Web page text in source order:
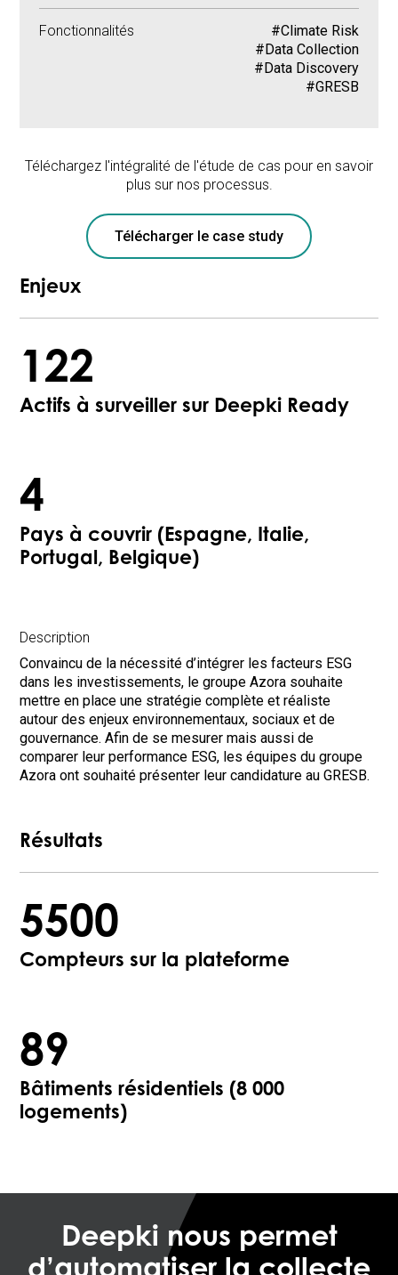
Fonctionnalités
#Climate Risk
#Data Collection
#Data Discovery
#GRESB
Téléchargez l'intégralité de l'étude de cas pour en savoir
plus sur nos processus.
Télécharger le case study
Enjeux
122
Actifs à surveiller sur Deepki Ready
4
Pays à couvrir (Espagne, Italie,
Portugal, Belgique)
Description
Convaincu de la nécessité d’intégrer les facteurs ESG
dans les investissements, le groupe Azora souhaite
mettre en place une stratégie complète et réaliste
autour des enjeux environnementaux, sociaux et de
gouvernance. Afin de se mesurer mais aussi de
comparer leur performance ESG, les équipes du groupe
Azora ont souhaité présenter leur candidature au GRESB.
Résultats
5500
Compteurs sur la plateforme
89
Bâtiments résidentiels (8 000
logements)
Deepki nous permet